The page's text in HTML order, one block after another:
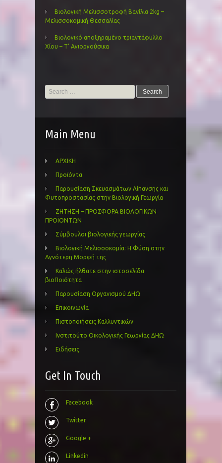
Βιολογική Μελισσοτροφή Βανίλια 2kg –
Μελισσοκομική Θεσσαλίας
Βιολογικό αποξηραμένο τριαντάφυλλο
Χίου – Τ’ Αγιοργούσικα
Search
for:
Main Menu
ΑΡΧΙΚΗ
Προϊόντα
Παρουσίαση Σκευασμάτων Λίπανσης και
Φυτοπροστασίας στην Βιολογική Γεωργία
ΖΗΤΗΣΗ – ΠΡΟΣΦΟΡΑ ΒΙΟΛΟΓΙΚΩΝ
ΠΡΟΪΟΝΤΩΝ
Σύμβουλοι βιολογικής γεωργίας
Βιολογική Μελισσοκομία: Η Φύση στην
Αγνότερη Μορφή της
Καλώς ήλθατε στην ιστοσελίδα
βιοΠοιότητα
Παρουσίαση Οργανισμού ΔΗΩ
Επικοινωνία
Πιστοποιήσεις Καλλυντικών
Ινστιτούτο Οικολογικής Γεωργίας ΔΗΩ
Ειδήσεις
Get In Touch
Facebook
Twitter
Google +
Linkedin